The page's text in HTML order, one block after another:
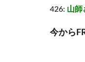
426: 山師
今から